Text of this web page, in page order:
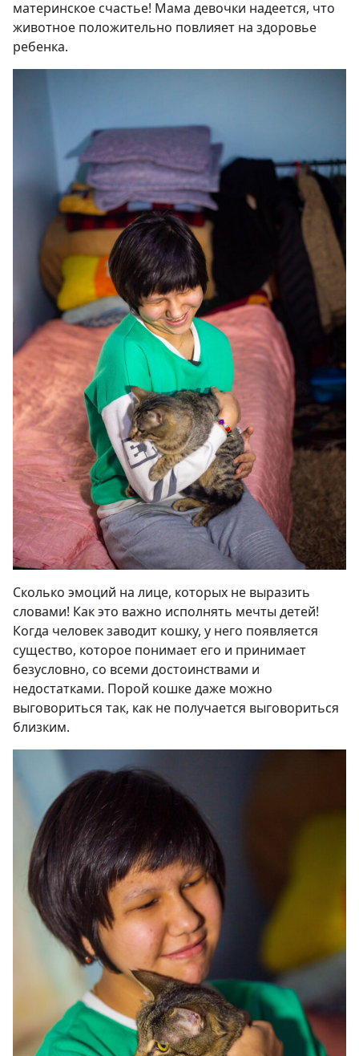
материнское счастье! Мама девочки надеется, что
животное положительно повлияет на здоровье
ребенка.
Сколько эмоций на лице, которых не выразить
словами! Как это важно исполнять мечты детей!
Когда человек заводит кошку, у него появляется
существо, которое понимает его и принимает
безусловно, со всеми достоинствами и
недостатками. Порой кошке даже можно
выговориться так, как не получается выговориться
близким.